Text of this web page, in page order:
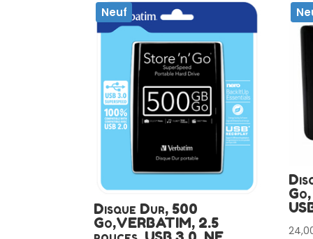
Neuf
Disque Dur, 500
Go,VERBATIM, 2.5